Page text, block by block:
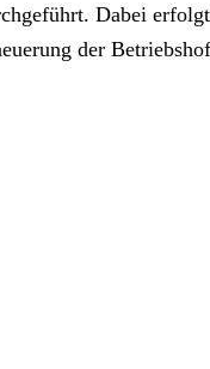
Dabei
der